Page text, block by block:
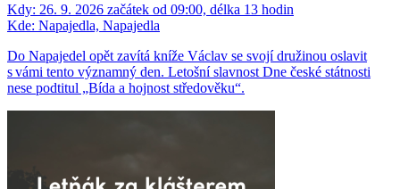
Kdy: 26. 9. 2026 začátek od 09:00, délka 13 hodin
Kde: Napajedla, Napajedla
Do Napajedel opět zavítá kníže Václav se svojí družinou oslavit
s vámi tento významný den. Letošní slavnost Dne české státnosti
nese podtitul „Bída a hojnost středověku“.